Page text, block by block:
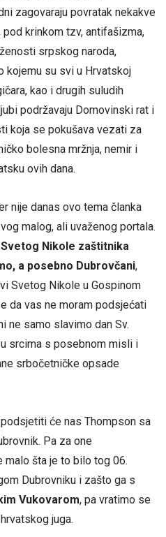
zagovaraju povratak nekakve
krinkom tzv, antifašizma,
srpskog naroda,
kojemu su svi u Hrvatskoj
kao i drugih suludih
podržavaju Domovinski rat i
koja se pokušava vezati za
bolesna mržnja, nemir i
ovih dana.
nije danas ovo tema članka
malog, ali uvaženog portala.
Nikole zaštitnika
a posebno Dubrovčani,
Svetog Nikole u Gospinom
da vas ne moram podsjećati
ne samo slavimo dan Sv.
srcima s posebnom misli i
srbočetničke opsade
će nas Thompson sa
Pa za one
malo šta je to bilo tog 06.
Dubrovniku i zašto ga s
Vukovarom, pa vratimo se
juga.